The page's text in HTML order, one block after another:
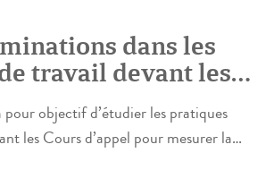
dans les
travail devant les
La réalisation
d’un droit
objectif d’étudier les pratiques
les Cours d’appel pour mesurer la